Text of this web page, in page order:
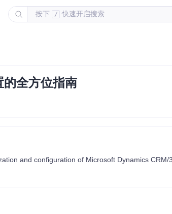
按下 / 快速开启搜索
全方位指南
and configuration of Microsoft Dynamics CRM/